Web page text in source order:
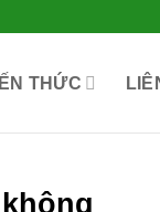
THỨC